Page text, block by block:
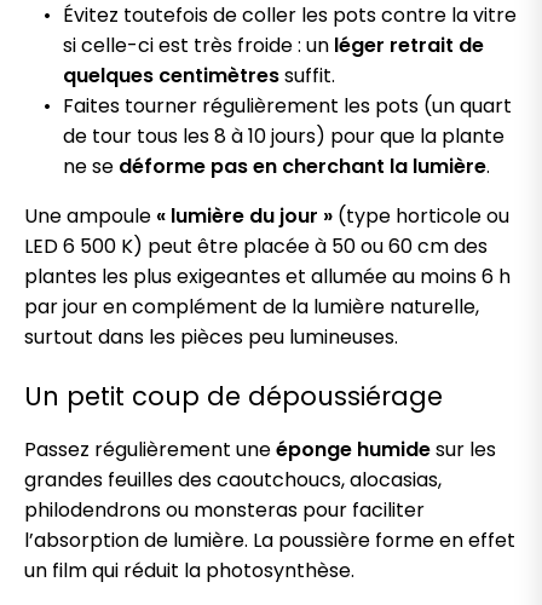
Évitez toutefois de coller les pots contre la vitre
si celle-ci est très froide : un léger retrait de
quelques centimètressuffit.
Faites tourner régulièrement les pots (un quart
de tour tous les 8 à 10 jours) pour que la plante
ne se déforme pas en cherchant la lumière.
Une ampoule « lumière du jour » (type horticole ou
LED 6 500 K) peut être placée à 50 ou 60 cm des
plantes les plus exigeantes et allumée au moins 6 h
par jour en complément de la lumière naturelle,
surtout dans les pièces peu lumineuses.
Un petit coup de dépoussiérage
Passez régulièrement uneéponge humidesur les
grandes feuilles des caoutchoucs, alocasias,
philodendrons ou monsteras pour faciliter
l’absorption de lumière. La poussière forme en effet
un film qui réduit la photosynthèse.